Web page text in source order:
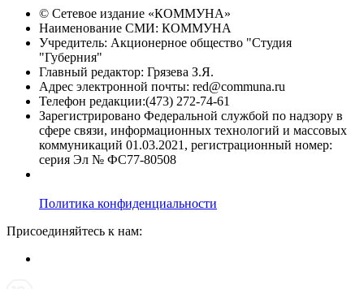
© Сетевое издание «КОММУНА»
Наименование СМИ: КОММУНА
Учредитель: Акционерное общество "Студия
"Губерния"
Главный редактор: Грязева З.Я.
Адрес электронной почты: red@communa.ru
Телефон редакции:(473) 272-74-61
Зарегистрировано Федеральной службой по надзору в
сфере связи, информационных технологий и массовых
коммуникаций 01.03.2021, регистрационный номер:
серия Эл № ФС77-80508
Политика конфиденциальности
Присоединяйтесь к нам: